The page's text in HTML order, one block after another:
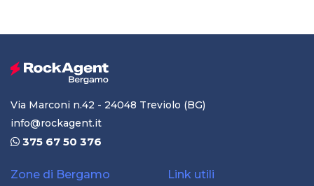
Via Marconi n.42 - 24048 Treviolo (BG)
info@rockagent.it
375 67 50 376
Zone di Bergamo Link utili